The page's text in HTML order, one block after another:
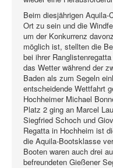
Beim diesjährigen
Ort zu sein und die
um der Konkurrenz
möglich ist, stellten die
bei ihrer
das Wetter während der
Baden als zum Segeln
entscheidende Wettfahrt
Hochheimer Michael
Platz 2 ging an Marcel
Siegfried Schoch und
Regatta in Hochheim ist
die Aquila-Bootsklasse
Booten waren auch drei
befreundeten Gießener